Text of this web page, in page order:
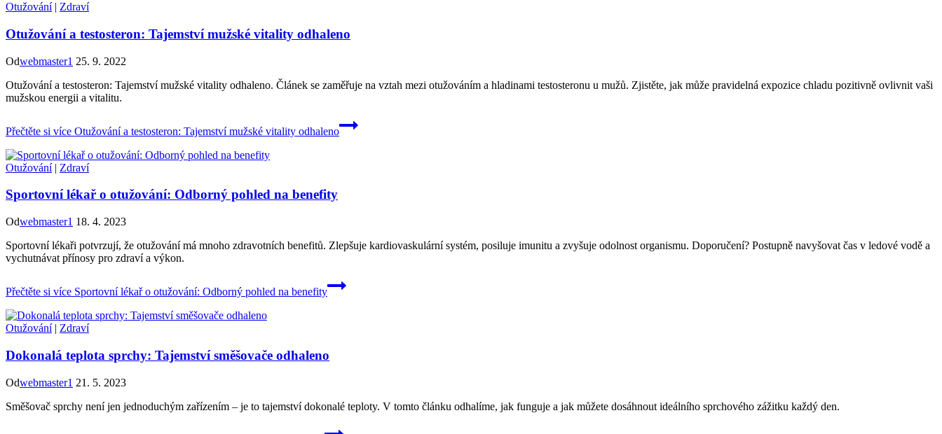
Otužování| Zdraví
Otužování a testosteron: Tajemství mužské vitality odhaleno
Odwebmaster1 25. 9. 2022
Otužování a testosteron: Tajemství mužské vitality odhaleno. Článek se zaměřuje na vztah mezi otužováním a hladinami testosteronu u mužů. Zjistěte, jak může pravidelná expozice chladu pozitivně ovlivnit vaši
mužskou energii a vitalitu.
Přečtěte si více Otužování a testosteron: Tajemství mužské vitality odhaleno
Otužování| Zdraví
Sportovní lékař o otužování: Odborný pohled na benefity
Odwebmaster1 18. 4. 2023
Sportovní lékaři potvrzují, že otužování má mnoho zdravotních benefitů. Zlepšuje kardiovaskulární systém, posiluje imunitu a zvyšuje odolnost organismu. Doporučení? Postupně navyšovat čas v ledové vodě a
vychutnávat přínosy pro zdraví a výkon.
Přečtěte si více Sportovní lékař o otužování: Odborný pohled na benefity
Otužování| Zdraví
Dokonalá teplota sprchy: Tajemství směšovače odhaleno
Odwebmaster1 21. 5. 2023
Směšovač sprchy není jen jednoduchým zařízením – je to tajemství dokonalé teploty. V tomto článku odhalíme, jak funguje a jak můžete dosáhnout ideálního sprchového zážitku každý den.